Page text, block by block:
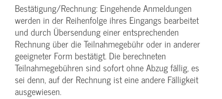
Bestätigung­/Rechnung: Eingehende Anmeldungen
werden in der Reihenfolge ihres Eingangs bearbeitet
und durch Übersendung einer entsprechenden
Rechnung über die Teilnahmegebühr oder in anderer
geeigneter Form bestätigt. Die berechneten
Teilnahmegebühren sind sofort ohne Abzug fällig, es
sei denn, auf der Rechnung ist eine andere Fälligkeit
ausgewiesen.